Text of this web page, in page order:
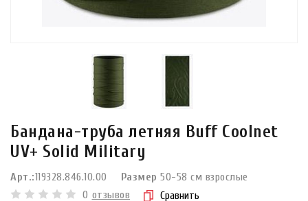
Бандана-труба летняя Buff Coolnet
UV+ Solid Military
Арт.:119328.846.10.00 Размер 50-58 см взрослые
0 отзывов Сравнить